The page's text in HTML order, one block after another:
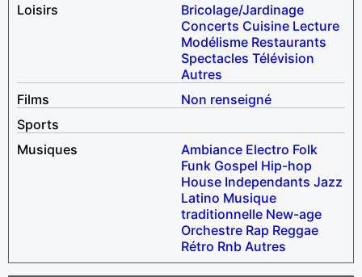
Loisirs
Bricolage/Jardinage
Concerts Cuisine Lecture
Modélisme Restaurants
Spectacles Télévision
Autres
Films
Non renseigné
Sports
Musiques
Ambiance Electro Folk
Funk Gospel Hip-hop
House Independants Jazz
Latino Musique
traditionnelle New-age
Orchestre Rap Reggae
Rétro Rnb Autres